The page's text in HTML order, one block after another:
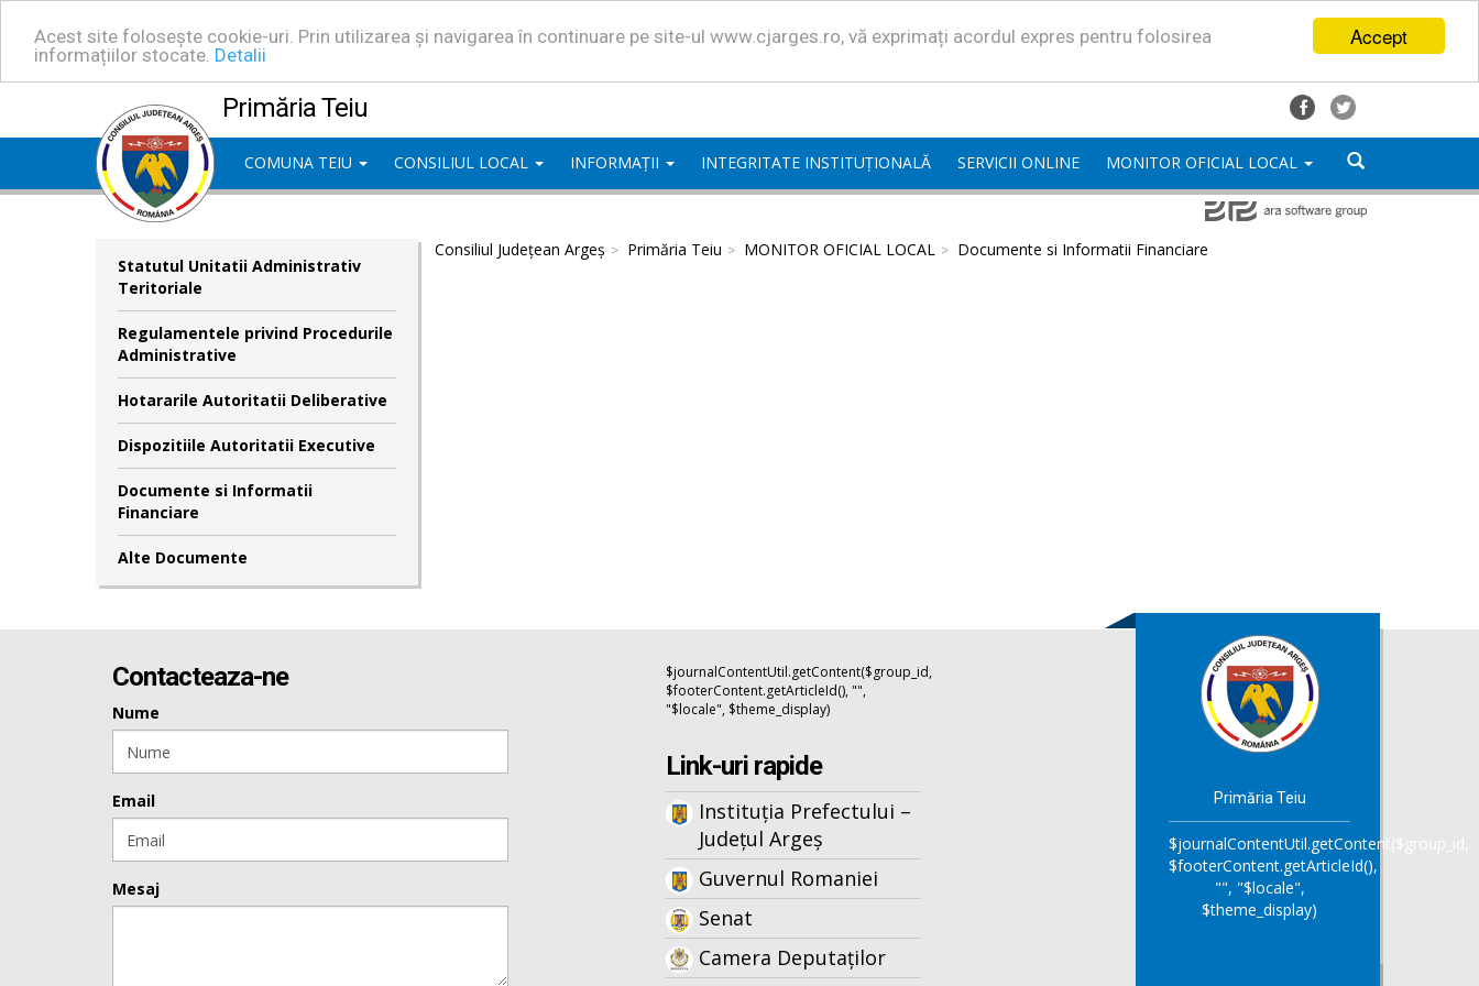
Accept
Acest site folosește cookie-uri. Prin utilizarea și navigarea în continuare pe site-ul www.cjarges.ro, vă exprimați acordul expres pentru folosirea
informațiilor stocate. Detalii
Primăria Teiu
COMUNA TEIU CONSILIUL LOCAL INFORMAȚII INTEGRITATE INSTITUȚIONALĂ SERVICII ONLINE MONITOR OFICIAL LOCAL
Statutul Unitatii Administrativ
Teritoriale
Regulamentele privind Procedurile
Administrative
Hotararile Autoritatii Deliberative
Dispozitiile Autoritatii Executive
Documente si Informatii
Financiare
Alte Documente
Consiliul Județean Argeș Primăria Teiu MONITOR OFICIAL LOCAL Documente si Informatii Financiare
Contacteaza-ne
Nume
Email
Mesaj
$journalContentUtil.getContent($group_id,
$footerContent.getArticleId(), "",
"$locale", $theme_display)
Link-uri rapide
Instituția Prefectului –
Județul Argeș
Guvernul Romaniei
Senat
Camera Deputaților
Primăria Teiu
$journalContentUtil.getContent($group_id,
$footerContent.getArticleId(),
"", "$locale",
$theme_display)